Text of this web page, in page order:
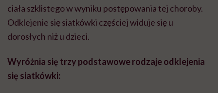
ciała szklistego w wyniku postępowania tej choroby.
Odklejenie się siatkówki częściej widuje się u
dorosłych niż u dzieci.
Wyróżnia się trzy podstawowe rodzaje odklejenia
się siatkówki: